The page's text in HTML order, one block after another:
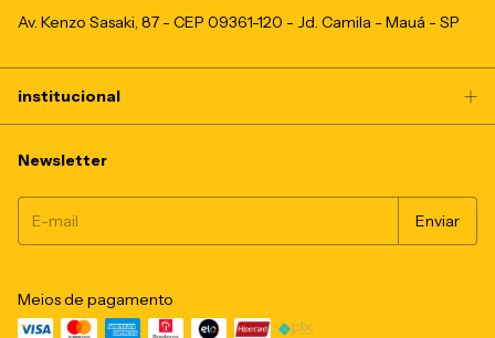
Av. Kenzo Sasaki, 87 - CEP 09361-120 - Jd. Camila - Mauá - SP
institucional
Newsletter
Meios de pagamento